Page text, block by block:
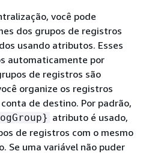
você pode
dos grupos de registros
usando atributos. Esses
automaticamente por
de registros são
organize os registros
de destino. Por padrão,
atributo é usado,
de registros com o mesmo
Se uma variável não puder